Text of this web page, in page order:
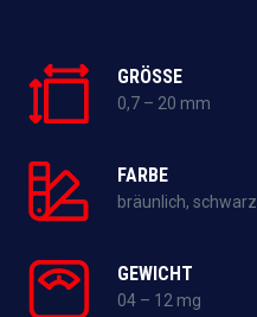
GRÖSSE
0,7 – 20 mm
FARBE
bräunlich,
GEWICHT
04 – 12 mg